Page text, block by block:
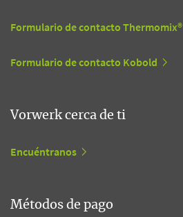
Formulario de contacto Thermomix®
Formulario de contacto Kobold
Vorwerk cerca de ti
Encuéntranos
Métodos de pago